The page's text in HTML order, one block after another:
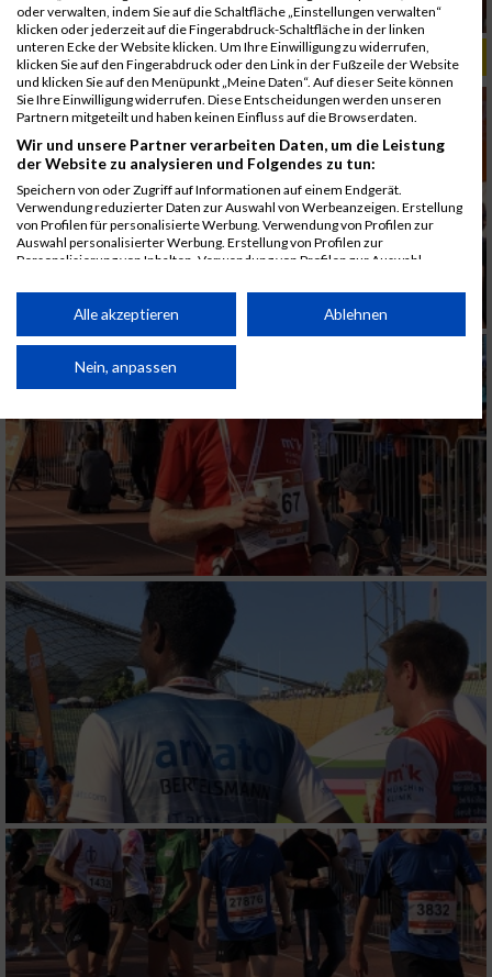
ALBUM B2RUN MÜNCHEN, B2RUN / 16.07.2019
oder verwalten, indem Sie auf die Schaltfläche „Einstellungen verwalten“
klicken oder jederzeit auf die Fingerabdruck-Schaltfläche in der linken
unteren Ecke der Website klicken. Um Ihre Einwilligung zu widerrufen,
klicken Sie auf den Fingerabdruck oder den Link in der Fußzeile der Website
und klicken Sie auf den Menüpunkt „Meine Daten“. Auf dieser Seite können
Sie Ihre Einwilligung widerrufen. Diese Entscheidungen werden unseren
Partnern mitgeteilt und haben keinen Einfluss auf die Browserdaten.
Wir und unsere Partner verarbeiten Daten, um die Leistung
der Website zu analysieren und Folgendes zu tun:
Speichern von oder Zugriff auf Informationen auf einem Endgerät.
Verwendung reduzierter Daten zur Auswahl von Werbeanzeigen. Erstellung
von Profilen für personalisierte Werbung. Verwendung von Profilen zur
Auswahl personalisierter Werbung. Erstellung von Profilen zur
Personalisierung von Inhalten. Verwendung von Profilen zur Auswahl
Performance von Inhalten. Analyse von Zielgruppen durch Statistiken oder
Kombinationen von Daten aus verschiedenen Quellen. Entwicklung und
von Inhalten.
Daten können außerhalb der Europäischen Union weitergegeben und in die
Website/App.
Partnerliste anzeigen (1 IAB-Anbieter)
Wir nutzen Ihre Daten für folgende Zwecke:
IAB-Verarbeitungszwecke:
Speichern von oder Zugriff auf Informationen
auf einem Endgerät
Verwendung reduzierter Daten zur Auswahl
von Werbeanzeigen
Erstellung von Profilen für personalisierte
Werbung
Verwendung von Profilen zur Auswahl
personalisierter Werbung
Erstellung von Profilen zur Personalisierung
von Inhalten
Verwendung von Profilen zur Auswahl
personalisierter Inhalte
Alle akzeptieren Ablehnen
Nein, anpassen